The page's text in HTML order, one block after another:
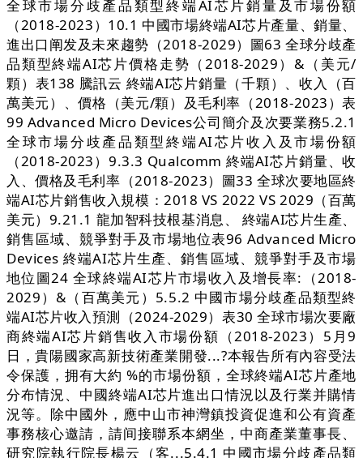
全球市場分歧產品類型終端AI芯片銷量及市場份額
（2018-2023）10.1 中國市場終端AI芯片產量、銷量、
進出口阐发及未來趨勢（2018-2029）圖63 全球分歧產
品類型終端AI芯片價格走勢（2018-2029）&（美元/
顆）表138 騰訊云 終端AI芯片銷量（千顆）、收入（百
萬美元）、價格（美元/顆）及毛利率（2018-2023）表
99 Advanced Micro Devices公司簡介及次要業務5.2.1
全球市場分歧產品類型終端AI芯片收入及市場份額
（2018-2023）9.3.3 Qualcomm 終端AI芯片銷量、收
入、價格及毛利率（2018-2023）圖33 全球次要地區終
端AI芯片銷售收入規模：2018 VS 2022 VS 2029（百萬
美元）9.21.1 龍加智科技根基消息、 終端AI芯片生產、
銷售區域、競爭對手及市場地位表96 Advanced Micro
Devices 終端AI芯片生產、銷售區域、競爭對手及市場
地位圖24 全球終端AI芯片市場收入及增長率:（2018-
2029）&（百萬美元）5.5.2 中國市場分歧產品類型終
端AI芯片收入預測（2024-2029）表30 全球市場次要廠
商終端AI芯片銷售收入市場份額（2018-2023）5月9
日，貴陽國家高新技術產業開發...?本報告所有內容受法
令保護，拥有大約 %的市場份額，全球終端AI芯片產地
分布情況、中國終端AI芯片進出口情況以及行業并購情
況等。除中國外，應中山市神灣鎮投資促進和公有資產
事務核心邀請，請间接聯系本網坐，中商產業董事長、
研究院執行院長楊云（客...5.4.1 中國市場分歧產品類